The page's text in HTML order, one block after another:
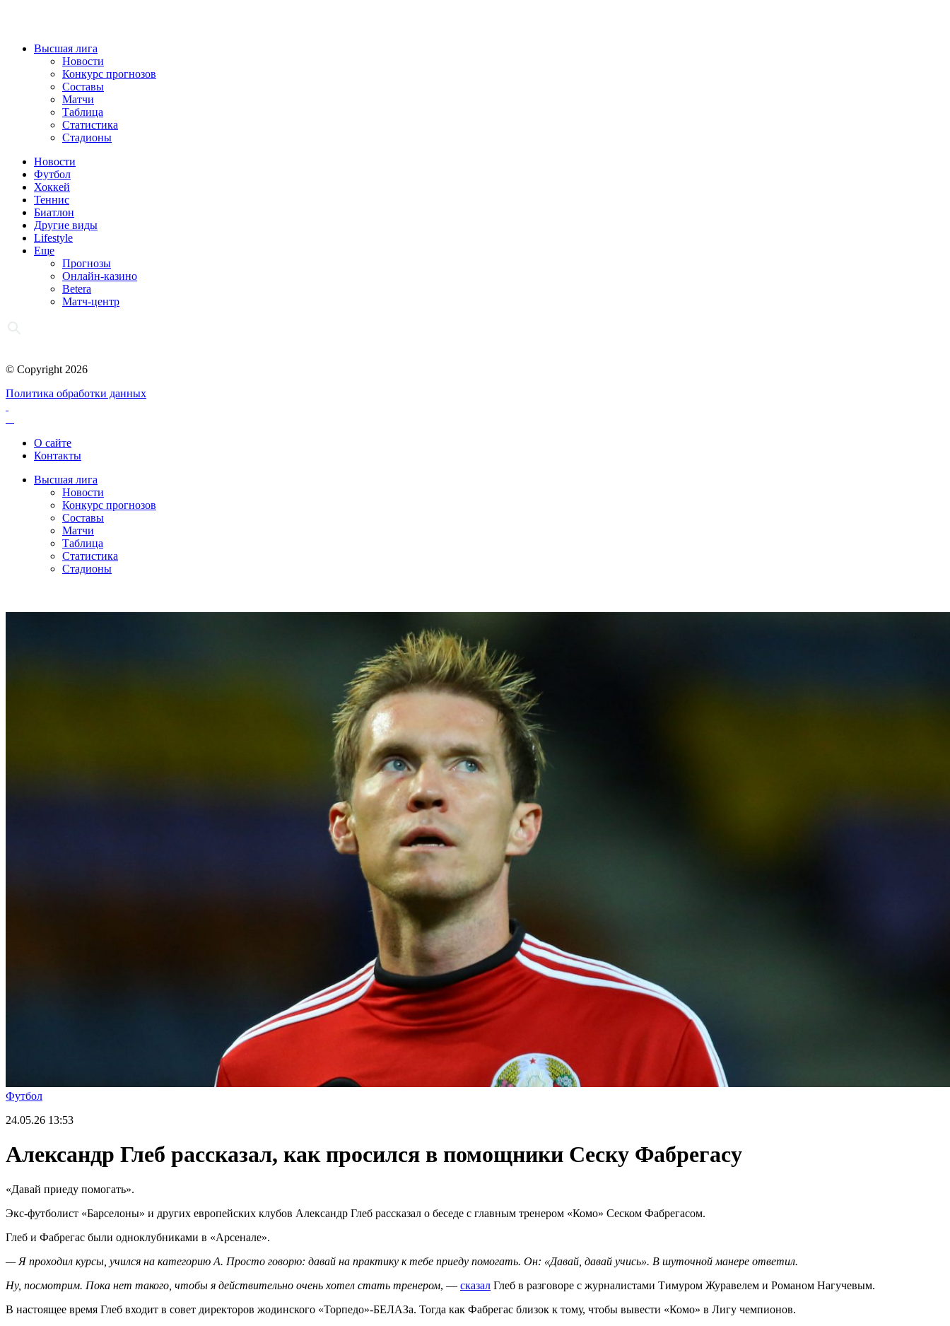
Высшая лига
Новости
Конкурс прогнозов
Составы
Матчи
Таблица
Статистика
Стадионы
Новости
Футбол
Хоккей
Теннис
Биатлон
Другие виды
Lifestyle
Еще
Прогнозы
Онлайн-казино
Betera
Матч-центр
© Copyright 2026
Политика обработки данных
О сайте
Контакты
Высшая лига
Новости
Конкурс прогнозов
Составы
Матчи
Таблица
Статистика
Стадионы
Футбол
24.05.26 13:53
Александр Глеб рассказал, как просился в помощники Сеску Фабрегасу
«Давай приеду помогать».
Экс-футболист «Барселоны» и других европейских клубов Александр Глеб рассказал о беседе с главным тренером «Комо» Сеском Фабрегасом.
Глеб и Фабрегас были одноклубниками в «Арсенале».
— Я проходил курсы, учился на категорию А. Просто говорю: давай на практику к тебе приеду помогать. Он: «Давай, давай учись». В шуточной манере ответил.
Ну, посмотрим. Пока нет такого, чтобы я действительно очень хотел стать тренером, — сказал Глеб в разговоре с журналистами Тимуром Журавелем и Романом Нагучевым.
В настоящее время Глеб входит в совет директоров жодинского «Торпедо»-БЕЛАЗа. Тогда как Фабрегас близок к тому, чтобы вывести «Комо» в Лигу чемпионов.